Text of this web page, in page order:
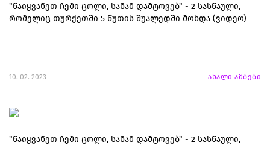
"წაიყვანეთ ჩემი ცოლი, სანამ დამტოვებ" - 2 სასწაული,
რომელიც თურქეთში 5 წუთის შუალედში მოხდა (ვიდეო)
10. 02. 2023 ახალი ამბები
"წაიყვანეთ ჩემი ცოლი, სანამ დამტოვებ" - 2 სასწაული,